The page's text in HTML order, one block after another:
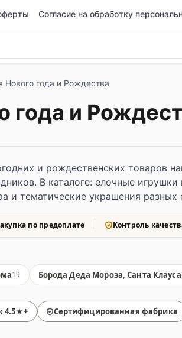
Согласие на обработку
Нового года и Рождества
года и
и рождественских товаров
В каталоге: елочные
тематические украшения разных
по предоплате Контроль
19 Борода Деда Мороза, Санта Клауса
4.5★+ Сертифицированная фабрика